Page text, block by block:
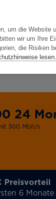
24
300 Mbit/s
Preisvorteil
6 Monate
um die Website
wir um Ihre
die Risiken
lesen.